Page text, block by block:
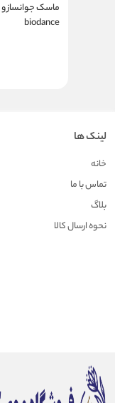
ماسک جوانساز و
biodance
لینک ها
خانه
تماس با ما
بلاگ
نحوه ارسال کالا